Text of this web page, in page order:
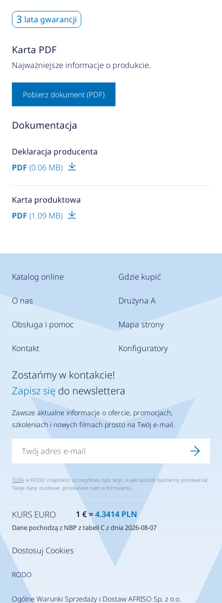
3 lata gwarancji
Karta PDF
Najważniejsze informacje o produkcie.
Pobierz dokument (PDF)
Dokumentacja
Deklaracja producenta
PDF (0.06 MB)
Karta produktowa
PDF (1.09 MB)
Katalog online
O nas
Obsługa i pomoc
Kontakt
Gdzie kupić
Drużyna A
Mapa strony
Konfiguratory
Dostosuj Cookies
RODO
Ogólne Warunki Sprzedaży i Dostaw AFRISO Sp. z o.o.
Zostańmy w kontakcie!
Zapisz się do newslettera
Zawsze aktualne informacje o ofercie, promocjach,
szkoleniach i nowych filmach prosto na Twój e-mail.
TUTAJ w RODO znajdziesz szczegółowy opis tego, w jaki sposób będziemy przetwarzać
Twoje dane osobowe, przekazane nam w formularzu.
KURS EURO 1 € =4.3414 PLN
Dane pochodzą z NBP z tabeli C z dnia 2026-08-07